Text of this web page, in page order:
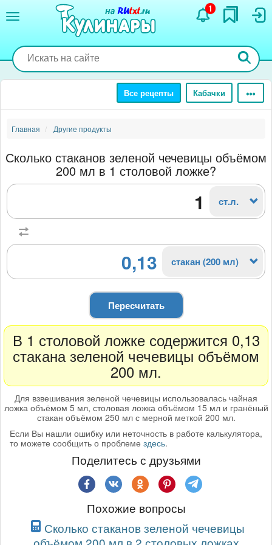
содержанию
1
Все рецепты Кабачки
Главная Другие продукты
Сколько стаканов зеленой чечевицы объёмом
200 мл в 1 столовой ложке?
ст.л.
0,13 стакан (200 мл)
Пересчитать
В 1 столовой ложке содержится 0,13
стакана зеленой чечевицы объёмом
200 мл.
Для взвешивания зеленой чечевицы использовалась чайная
ложка объёмом 5 мл, столовая ложка объёмом 15 мл и гранёный
стакан объёмом 250 мл с мерной меткой 200 мл.
Если Вы нашли ошибку или неточность в работе калькулятора,
то можете сообщить о проблеме здесь.
Поделитесь с друзьями
Похожие вопросы
Сколько стаканов зеленой чечевицы